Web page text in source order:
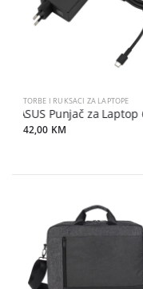
TORBE I RUKSACI ZA LAPTOPE
ASUS Punjač za
42,00 KM